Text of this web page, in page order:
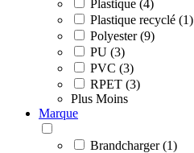
Plastique (4)
Plastique recyclé (1)
Polyester (9)
PU (3)
PVC (3)
RPET (3)
Plus Moins
Marque
Brandcharger (1)